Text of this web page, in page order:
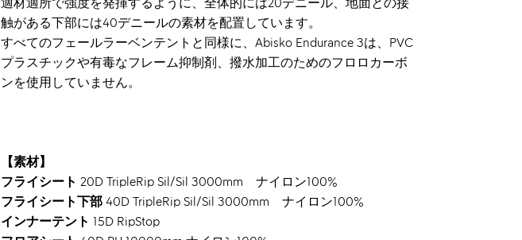
適材適所で強度を発揮するように、全体的には20デニール、地面との接
触がある下部には40デニールの素材を配置しています。
すべてのフェールラーベンテントと同様に、Abisko Endurance 3は、PVC
プラスチックや有毒なフレーム抑制剤、撥水加工のためのフロロカーボ
ンを使用していません。
【素材】
フライシート 20D TripleRip Sil/Sil 3000mm ナイロン100%
フライシート下部 40D TripleRip Sil/Sil 3000mm ナイロン100%
インナーテント 15D RipStop